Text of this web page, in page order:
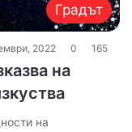
Градът
2022 0 165
на
на